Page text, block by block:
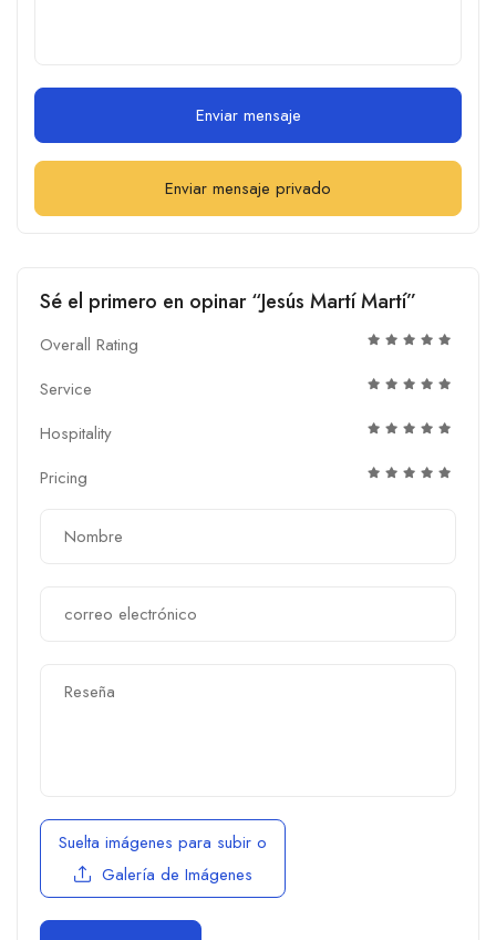
Enviar mensaje
Enviar mensaje privado
Sé el primero en opinar “Jesús Martí Martí”
Overall Rating
Service
Hospitality
Pricing
Suelta imágenes para subir o
Galería de Imágenes